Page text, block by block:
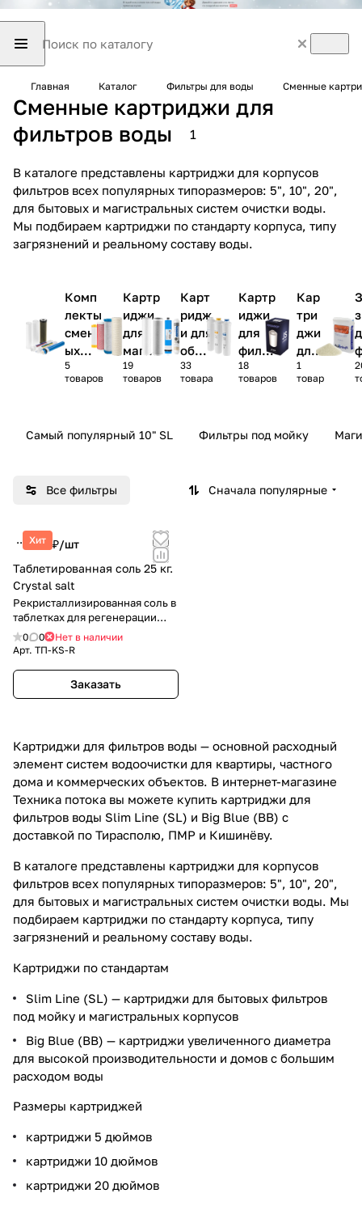
Главная Каталог Фильтры для воды Сменные
Сменные картриджи для
фильтров воды
1
В каталоге представлены картриджи для корпусов
фильтров всех популярных типоразмеров: 5", 10", 20",
для бытовых и магистральных систем очистки воды.
Мы подбираем картриджи по стандарту корпуса, типу
загрязнений и реальному составу воды.
Комп
лекты
сменн
ых
картр
иджей
5
товаров
Картр
иджи
для
магис
траль
ных
19
товаров
Карт
ридж
и для
обра
тног
о
33
товара
Картр
иджи
для
фильт
рации
питье
18
товаров
Кар
три
джи
для
фил
ьтр-
ов
1
товар
Самый популярный 10" SL Фильтры под мойку
Все фильтры Сначала популярные
Хит
228 ₽/шт
Таблетированная соль 25 кг.
Crystal salt
Рекристаллизированная соль в
таблетках для регенерации
смол в умягчителях воды.
0 0
Нет в наличии
Арт. ТП-KS-R
Заказать
Картриджи для фильтров воды — основной расходный
элемент систем водоочистки для квартиры, частного
дома и коммерческих объектов. В интернет-магазине
Техника потока вы можете купить картриджи для
фильтров воды Slim Line (SL) и Big Blue (BB) с
доставкой по Тирасполю, ПМР и Кишинёву.
В каталоге представлены картриджи для корпусов
фильтров всех популярных типоразмеров: 5", 10", 20",
для бытовых и магистральных систем очистки воды. Мы
подбираем картриджи по стандарту корпуса, типу
загрязнений и реальному составу воды.
Картриджи по стандартам
Slim Line (SL) — картриджи для бытовых фильтров
под мойку и магистральных корпусов
Big Blue (BB) — картриджи увеличенного диаметра
для высокой производительности и домов с большим
расходом воды
Размеры картриджей
картриджи 5 дюймов
картриджи 10 дюймов
картриджи 20 дюймов